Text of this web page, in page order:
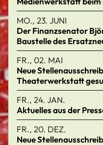
MO., 23. JUNI
Der Finanzsenator
Baustelle des
FR., 02. MAI
Neue
Theaterwerkstatt
FR., 24. JAN.
Aktuelles aus der
FR., 20. DEZ.
Neue